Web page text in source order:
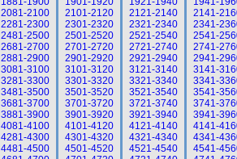
2081-2100 2101-2120 2121-2140 2141-
2281-2300 2301-2320 2321-2340 2341-
2481-2500 2501-2520 2521-2540 2541-
2681-2700 2701-2720 2721-2740 2741-
2881-2900 2901-2920 2921-2940 2941-
3081-3100 3101-3120 3121-3140 3141-
3281-3300 3301-3320 3321-3340 3341-
3481-3500 3501-3520 3521-3540 3541-
3681-3700 3701-3720 3721-3740 3741-
3881-3900 3901-3920 3921-3940 3941-
4081-4100 4101-4120 4121-4140 4141-
4281-4300 4301-4320 4321-4340 4341-
4481-4500 4501-4520 4521-4540 4541-